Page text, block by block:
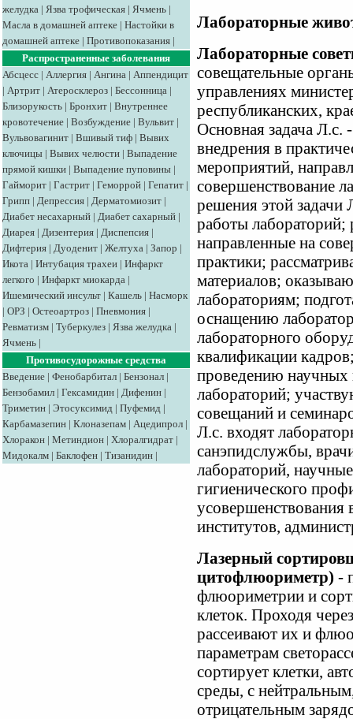
желудка | Язва трофическая | Ячмень |
Масла в домашней аптеке | Настойки в
домашней аптеке | Противопоказания |
Распространенные заболевания
Абсцесс | Аллергия | Ангина | Аппендицит
| Артрит | Атеросклероз | Бессонница |
Близорукость | Бронхит | Внутреннее
кровотечение | Возбуждение | Вульвит |
Вульвовагинит | Вшивый тиф | Вывих
ключицы | Вывих челюсти | Выпадение
прямой кишки | Выпадение пуповины |
Гайморит | Гастрит | Геморрой | Гепатит |
Грипп | Депрессия | Дерматомиозит |
Диабет несахарный | Диабет сахарный |
Диарея | Дизентерия | Диспепсия |
Дифтерия | Дуоденит | Желтуха | Запор |
Икота | Интубация трахеи | Инфаркт
легкого | Инфаркт миокарда |
Ишемический инсульт | Кашель | Насморк
| ОРЗ | Остеоартроз | Пневмония |
Ревматизм | Туберкулез | Язва желудка |
Ячмень |
Противосудорожные средства
Введение | Фенобарбитал | Бензонал |
Бензобамил | Гексамидин | Дифенин |
Триметин | Этосуксимид | Пуфемид |
Карбамазепин | Клоназепам | Ацедипрол |
Хлоракон | Метиндион | Хлоралгидрат |
Мидокалм | Баклофен | Тизанидин |
Лабораторные
Лабораторные
совещательные
управлениях
республиканских,
Основная задача Л.с.
внедрения в
мероприятий,
совершенствование
решения этой
работы лабораторий;
направленные на
практики;
материалов;
лабораториям;
оснащению
лабораторного
квалификации
проведению научных
лабораторий;
совещаний и
Л.с. входят
санэпидслужбы,
лабораторий,
гигиенического
усовершенствования
институтов,
Лазерный
цитофлюориметр) -
флюориметрии и
клеток. Проходя
рассеивают их и
параметрам
сортирует клетки,
среды, с
отрицательным